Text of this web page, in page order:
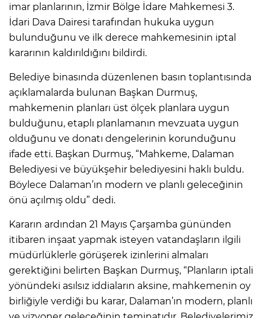
imar planlarının, İzmir Bölge İdare Mahkemesi 3.
İdari Dava Dairesi tarafından hukuka uygun
bulunduğunu ve ilk derece mahkemesinin iptal
kararının kaldırıldığını bildirdi.
Belediye binasında düzenlenen basın toplantısında
açıklamalarda bulunan Başkan Durmuş,
mahkemenin planları üst ölçek planlara uygun
bulduğunu, etaplı planlamanın mevzuata uygun
olduğunu ve donatı dengelerinin korunduğunu
ifade etti. Başkan Durmuş, “Mahkeme, Dalaman
Belediyesi ve büyükşehir belediyesini haklı buldu.
Böylece Dalaman’ın modern ve planlı geleceğinin
önü açılmış oldu” dedi.
Kararın ardından 21 Mayıs Çarşamba gününden
itibaren inşaat yapmak isteyen vatandaşların ilgili
müdürlüklerle görüşerek izinlerini almaları
gerektiğini belirten Başkan Durmuş, “Planların iptali
yönündeki asılsız iddiaların aksine, mahkemenin oy
birliğiyle verdiği bu karar, Dalaman’ın modern, planlı